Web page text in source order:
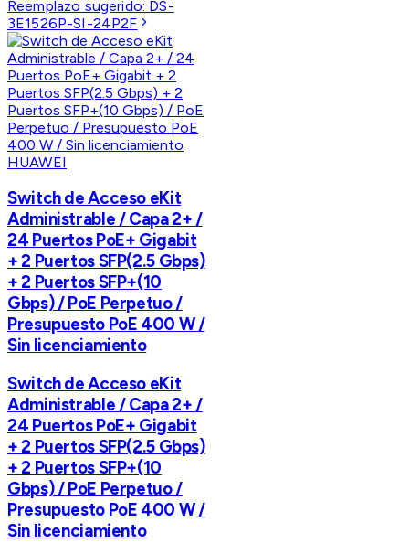
Reemplazo sugerido: DS-
3E1526P-SI-24P2F
HUAWEI
Switch de Acceso eKit
Administrable / Capa 2+ /
24 Puertos PoE+ Gigabit
+ 2 Puertos SFP(2.5 Gbps)
+ 2 Puertos SFP+(10
Gbps) / PoE Perpetuo /
Presupuesto PoE 400 W /
Sin licenciamiento
Switch de Acceso eKit
Administrable / Capa 2+ /
24 Puertos PoE+ Gigabit
+ 2 Puertos SFP(2.5 Gbps)
+ 2 Puertos SFP+(10
Gbps) / PoE Perpetuo /
Presupuesto PoE 400 W /
Sin licenciamiento